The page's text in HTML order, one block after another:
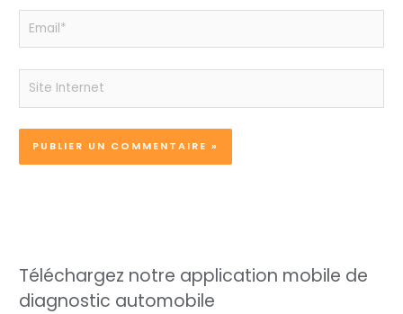
Email*
Site
Téléchargez notre application mobile de
diagnostic automobile